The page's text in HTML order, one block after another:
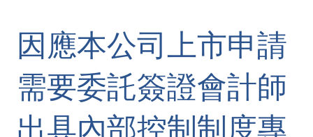
因應本公司上市申請
需要委託簽證會計師
出具內部控制制度專